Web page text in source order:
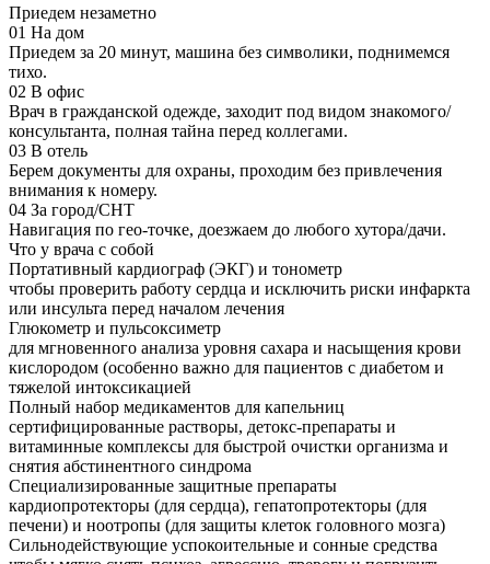
Приедем незаметно
01 На дом
Приедем за 20 минут, машина без символики, поднимемся
тихо.
02 В офис
Врач в гражданской одежде, заходит под видом знакомого/
консультанта, полная тайна перед коллегами.
03 В отель
Берем документы для охраны, проходим без привлечения
внимания к номеру.
04 За город/СНТ
Навигация по гео-точке, доезжаем до любого хутора/дачи.
Что у врача с собой
Портативный кардиограф (ЭКГ) и тонометр
чтобы проверить работу сердца и исключить риски инфаркта
или инсульта перед началом лечения
Глюкометр и пульсоксиметр
для мгновенного анализа уровня сахара и насыщения крови
кислородом (особенно важно для пациентов с диабетом и
тяжелой интоксикацией
Полный набор медикаментов для капельниц
сертифицированные растворы, детокс-препараты и
витаминные комплексы для быстрой очистки организма и
снятия абстинентного синдрома
Специализированные защитные препараты
кардиопротекторы (для сердца), гепатопротекторы (для
печени) и ноотропы (для защиты клеток головного мозга)
Сильнодействующие успокоительные и сонные средства